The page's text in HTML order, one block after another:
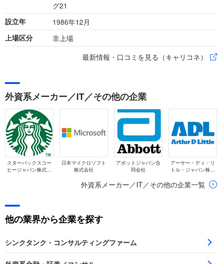
グ21
設立年 1986年12月
上場区分
非上場
最新情報・口コミを見る（キャリコネ）
外資系メーカー／IT／その他の企業
スターバックスコー
ヒージャパン株式会
日本マイクロソフト
株式会社
アボットジャパン合
同会社
アーサー・ディ・リ
トル・ジャパン株式
外資系メーカー／IT／その他の企業一覧
他の業界から企業を探す
シンクタンク・コンサルティングファーム